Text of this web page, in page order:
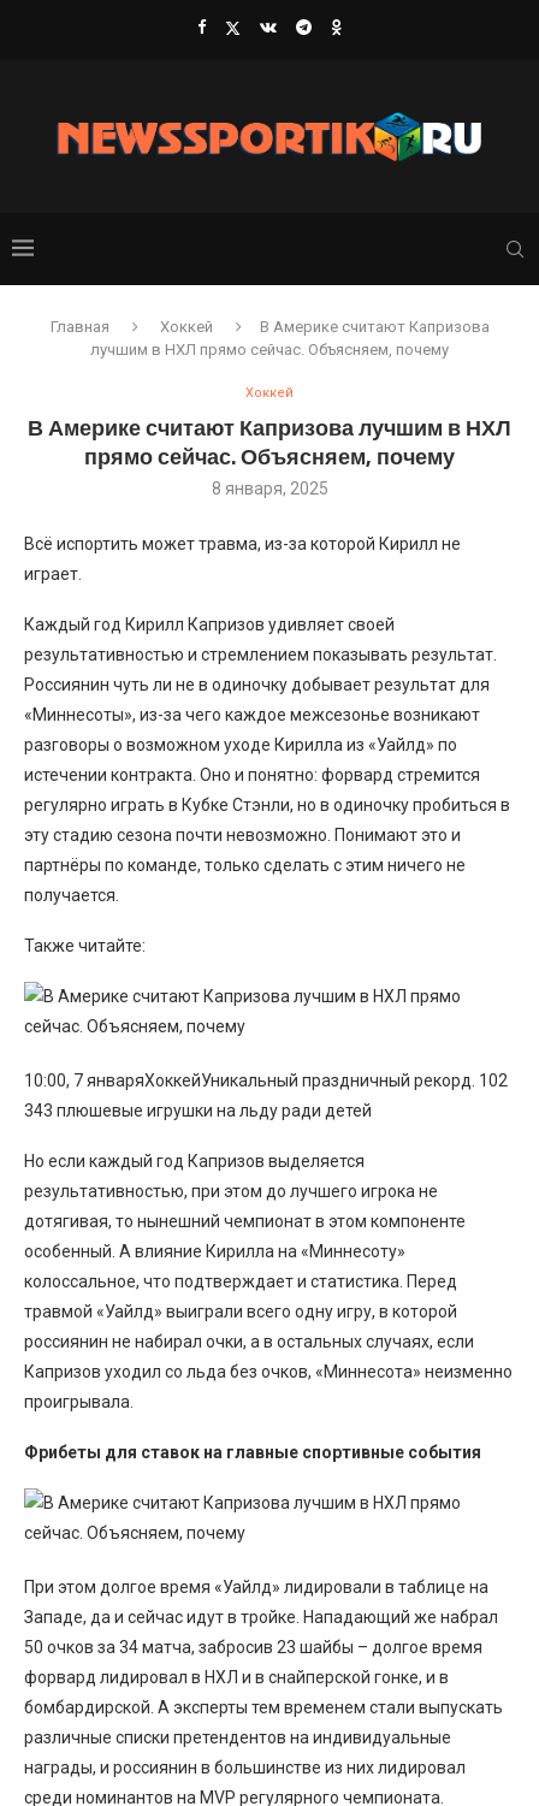
Главная Хоккей
В Америке считают Капризова
лучшим в НХЛ прямо сейчас. Объясняем, почему
Хоккей
В Америке считают Капризова лучшим в НХЛ
прямо сейчас. Объясняем, почему
8 января, 2025
Всё испортить может травма, из-за которой Кирилл не
играет.
Каждый год Кирилл Капризов удивляет своей
результативностью и стремлением показывать результат.
Россиянин чуть ли не в одиночку добывает результат для
«Миннесоты», из-за чего каждое межсезонье возникают
разговоры о возможном уходе Кирилла из «Уайлд» по
истечении контракта. Оно и понятно: форвард стремится
регулярно играть в Кубке Стэнли, но в одиночку пробиться в
эту стадию сезона почти невозможно. Понимают это и
партнёры по команде, только сделать с этим ничего не
получается.
Также читайте:
10:00, 7 январяХоккейУникальный праздничный рекорд. 102
343 плюшевые игрушки на льду ради детей
Но если каждый год Капризов выделяется
результативностью, при этом до лучшего игрока не
дотягивая, то нынешний чемпионат в этом компоненте
особенный. А влияние Кирилла на «Миннесоту»
колоссальное, что подтверждает и статистика. Перед
травмой «Уайлд» выиграли всего одну игру, в которой
россиянин не набирал очки, а в остальных случаях, если
Капризов уходил со льда без очков, «Миннесота» неизменно
проигрывала.
Фрибеты для ставок на главные спортивные события
При этом долгое время «Уайлд» лидировали в таблице на
Западе, да и сейчас идут в тройке. Нападающий же набрал
50 очков за 34 матча, забросив 23 шайбы – долгое время
форвард лидировал в НХЛ и в снайперской гонке, и в
бомбардирской. А эксперты тем временем стали выпускать
различные списки претендентов на индивидуальные
награды, и россиянин в большинстве из них лидировал
среди номинантов на MVP регулярного чемпионата.